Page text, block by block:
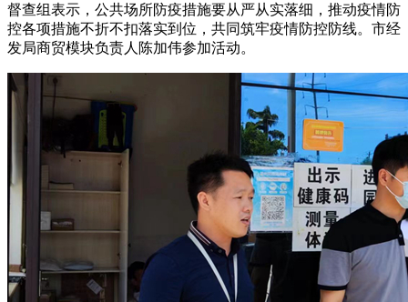
督查组表示，公共场所防疫措施要从严从实落细，推动疫情防
控各项措施不折不扣落实到位，共同筑牢疫情防控防线。市经
发局商贸模块负责人陈加伟参加活动。